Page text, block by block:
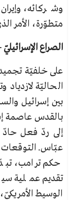
وشركائه،
متطوّرة، الأمر
الصراع
على خلفيّة تجميد
الحاليّة لازدياد
بين إسرائيل
بالقدس عاصمة
إلى ردّ فعل
عبّاس.
حكم ترامب،
تقديم عملية
الوسيط